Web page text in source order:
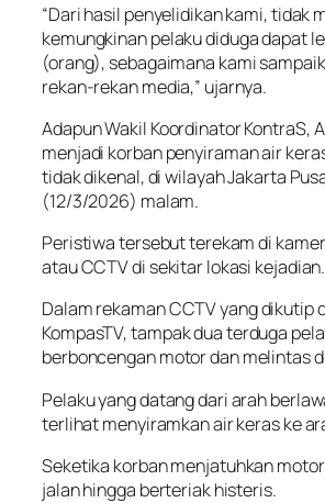
“Dari hasil penyelidikan kami, tidak
kemungkinan pelaku diduga dapat
(orang), sebagaimana kami
rekan-rekan media,” ujarnya.
Adapun Wakil Koordinator KontraS,
menjadi korban penyiraman air
tidak dikenal, di wilayah Jakarta
(12/3/2026) malam.
Peristiwa tersebut terekam di
atau CCTV di sekitar lokasi kejadian.
Dalam rekaman CCTV yang dikutip
KompasTV, tampak dua terduga
berboncengan motor dan melintas
Pelaku yang datang dari arah
terlihat menyiramkan air keras ke
Seketika korban menjatuhkan
jalan hingga berteriak histeris.